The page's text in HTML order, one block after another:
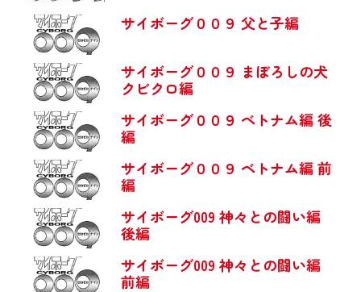
サイボーグ００９ 父と子編
サイボーグ００９ まぼろしの犬
クビクロ編
サイボーグ００９ ベトナム編 後
編
サイボーグ００９ ベトナム編 前
編
サイボーグ009 神々との闘い編
後編
サイボーグ009 神々との闘い編
前編